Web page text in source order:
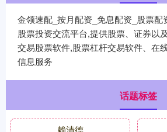
金领速配_按月配资_免息配资_股票配
股票投资交流平台,提供股票、证券以
交易股票软件,股票杠杆交易软件、在
信息服务
话题标签
赖清德